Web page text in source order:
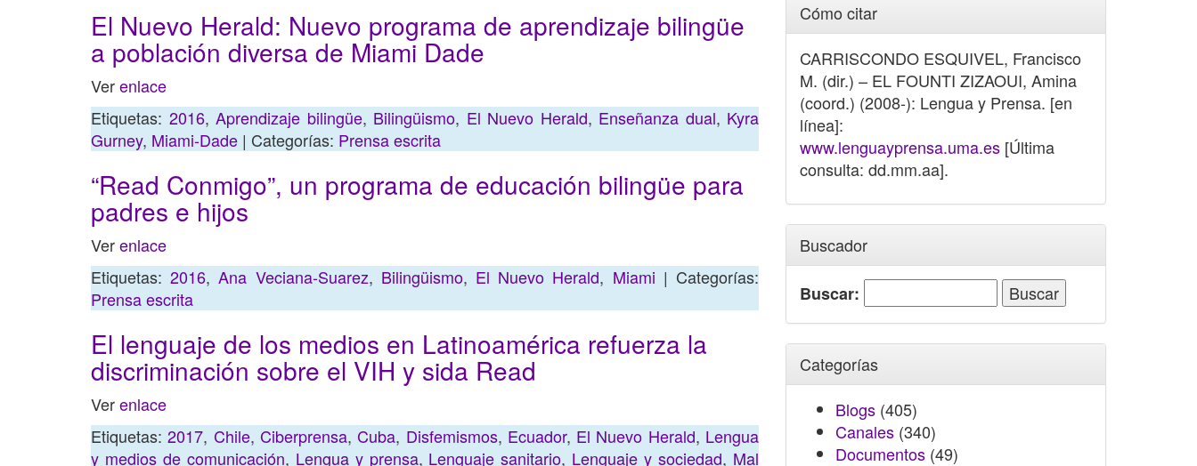
El Nuevo Herald: Nuevo programa de aprendizaje bilingüe
a población diversa de Miami Dade
Verenlace
Etiquetas: 2016, Aprendizaje bilingüe, Bilingüismo, El Nuevo Herald, Enseñanza dual, Kyra
Gurney, Miami-Dade | Categorías: Prensa escrita
“Read Conmigo”, un programa de educación bilingüe para
padres e hijos
Verenlace
Etiquetas:2016,Ana Veciana-Suarez, Bilingüismo, El Nuevo Herald, Miami | Categorías:
Prensa escrita
El lenguaje de los medios en Latinoamérica refuerza la
discriminación sobre el VIH y sida Read
Verenlace
Etiquetas:2017, Chile, Ciberprensa,Cuba, Disfemismos, Ecuador, El Nuevo Herald, Lengua
y medios de comunicación, Lengua y prensa, Lenguaje sanitario, Lenguaje y sociedad, Mal
Cómo citar
CARRISCONDO ESQUIVEL, Francisco
M. (dir.) – EL FOUNTI ZIZAOUI, Amina
(coord.) (2008-): Lengua y Prensa. [en
línea]:
www.lenguayprensa.uma.es [Última
consulta: dd.mm.aa].
Buscador
Buscar:
Categorías
Blogs (405)
Canales (340)
Documentos (49)